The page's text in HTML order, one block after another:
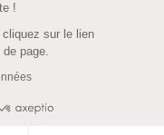
!
sur le lien
page.